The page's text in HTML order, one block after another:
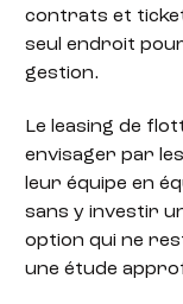
contrats et
seul endroit
gestion.
Le leasing de
envisager par
leur équipe en
sans y investir
option qui ne
une étude